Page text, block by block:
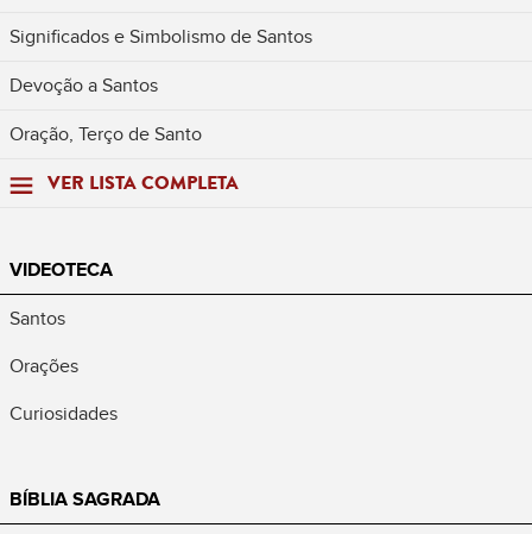
Significados e Simbolismo de Santos
Devoção a Santos
Oração, Terço de Santo
VER LISTA COMPLETA
VIDEOTECA
Santos
Orações
Curiosidades
BÍBLIA SAGRADA